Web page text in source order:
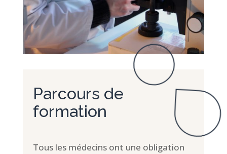
Parcours de
formation
Tous les médecins ont une obligation